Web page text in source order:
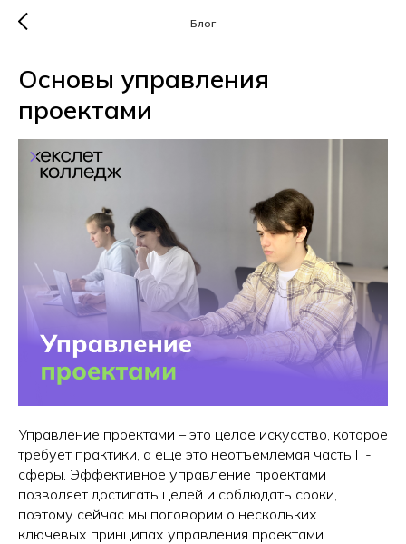
Блог
Основы управления
проектами
Управление проектами – это целое искусство, которое
требует практики, а еще это неотъемлемая часть IT-
сферы. Эффективное управление проектами
позволяет достигать целей и соблюдать сроки,
поэтому сейчас мы поговорим о нескольких
ключевых принципах управления проектами.